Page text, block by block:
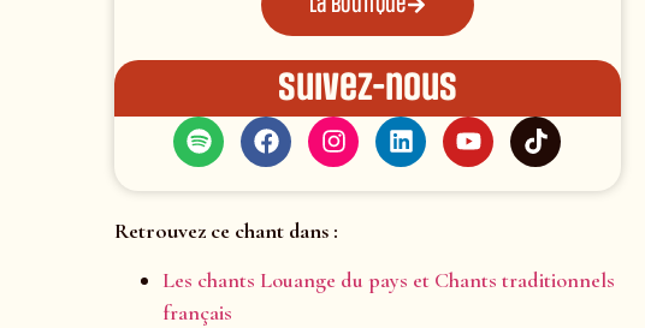
Suivez-nous
Retrouvez ce chant dans :
Les chants Louange du pays et Chants traditionnels
français